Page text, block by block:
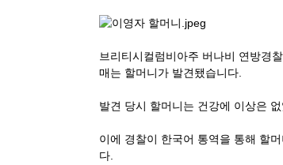
브리티시컬럼비아주 버나비 연방경
매는 할머니가 발견됐습니다.
발견 당시 할머니는 건강에 이상은
이에 경찰이 한국어 통역을 통해 할
다.